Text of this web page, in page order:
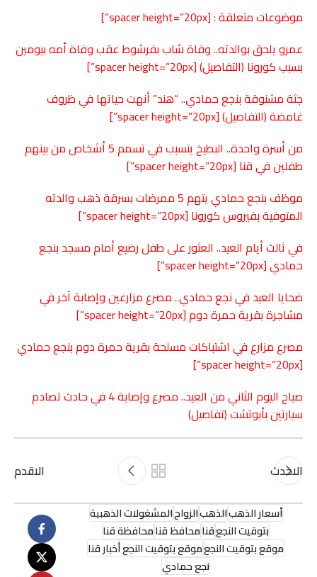
موضوعات متعلقة : [spacer height=”20px”]
عمرو يلحق بوالدته.. وفاة شاب بفرشوط عقب وفاة أمه بيومين
بسبب كورونا (التفاصيل)[spacer height=”20px”]
جثة مشنوقة بنجع حمادي.. “هند” أنهت حياتها في ظروف
غامضة (التفاصيل)[spacer height=”20px”]
من أسرة واحدة.. البطيخ يتسبب في تسمم 5 أشخاص من بينهم
طفلين فيقنا [spacer height=”20px”]
موظف بنجع حمادي يتهم 5 ممرضات بسرقة ذهب والدته
المتوفية بفيروس كورونا [spacer height=”20px”]
في ثالث أيام العيد.. العثور على طفل رضيع أمام مسجد بنجع
حمادي[spacer height=”20px”]
ضحايا العيد في نجع حمادي.. مصرع مزارعين وإصابة آخر في
مشاجرة بقرية حمرة دوم[spacer height=”20px”]
مصرع مزارع في اشتباكات مسلحة بقرية حمرة دوم بنجع حمادي
[spacer height=”20px”]
صباح اليوم الثاني من العيد.. مصرع وإصابة 4 في حادث تصادم
سيارتين بأبوتشت (تفاصيل)
الاحدث الاقدم
أسعار الذهبالذهبالزواجالمشغولات الذهبية
بتوقيت النجعقنامحافظ قنامحافظة قنا
موقع بتوقيت النجعموقع بتوقيت النجع أخبار قنا
نجع حمادي